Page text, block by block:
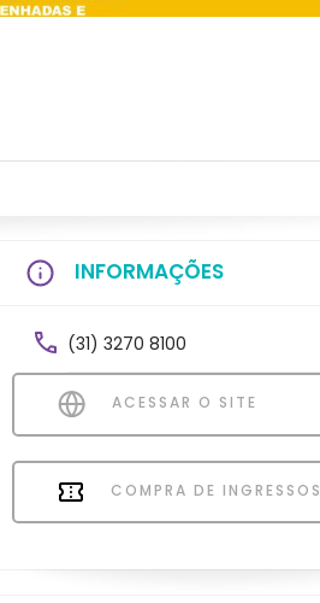
INFORMAÇÕES
(31) 3270 8100
ACESSAR O SITE
COMPRA DE INGRESSOS